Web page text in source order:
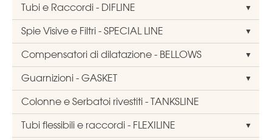
Tubi e Raccordi - DIFLINE
Spie Visive e Filtri - SPECIAL LINE
Compensatori di dilatazione - BELLOWS
Guarnizioni - GASKET
Colonne e Serbatoi rivestiti - TANKSLINE
Tubi flessibili e raccordi - FLEXILINE